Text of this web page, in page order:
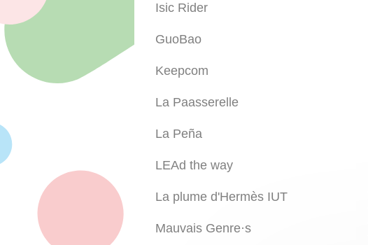
Isic Rider
GuoBao
Keepcom
La Paasserelle
La Peña
LEAd the way
La plume d'Hermès IUT
Mauvais Genre·s